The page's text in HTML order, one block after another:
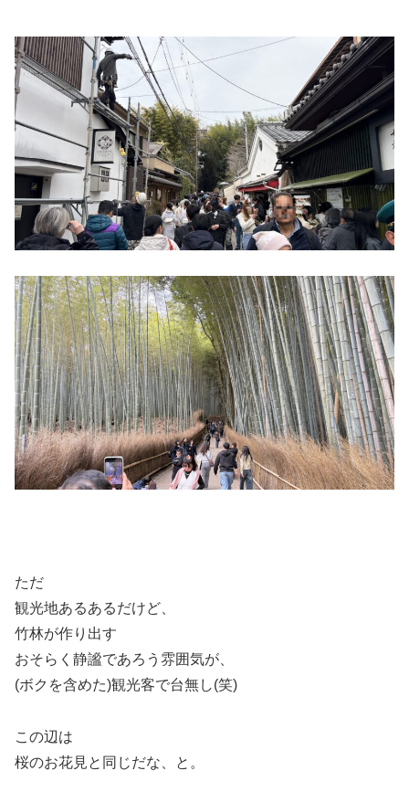
ただ
観光地あるあるだけど、
竹林が作り出す
おそらく静謐であろう雰囲気が、
(ボクを含めた)観光客で台無し(笑)
この辺は
桜のお花見と同じだな、と。